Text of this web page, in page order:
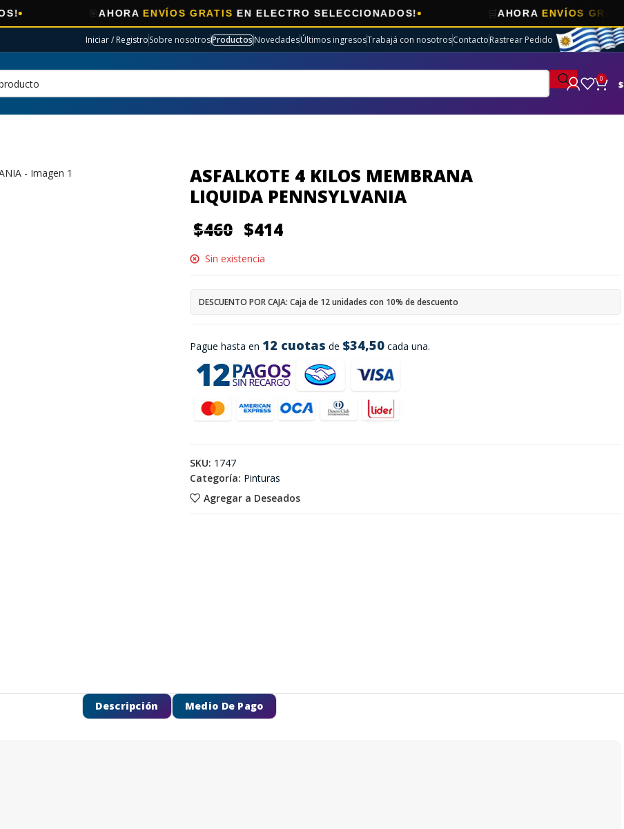
AHORAENVÍOS GRATISEN ELECTRO SELECCIONADOS! AHORA ENVÍOS GRATISEN
Iniciar / RegistroSobre nosotrosProductosNovedadesÚltimos ingresosTrabajá con nosotrosContactoRastrear Pedido
0 $
ASFALKOTE 4 KILOS MEMBRANA
LIQUIDA PENNSYLVANIA
$460 $414
Pague hasta en 12 cuotas de $34,50cada una.
Sin existencia
DESCUENTO POR CAJA: Caja de 12 unidades con 10% de descuento
Agregar a Deseados
SKU: 1747
Categoría: Pinturas
Descripción Medio De Pago